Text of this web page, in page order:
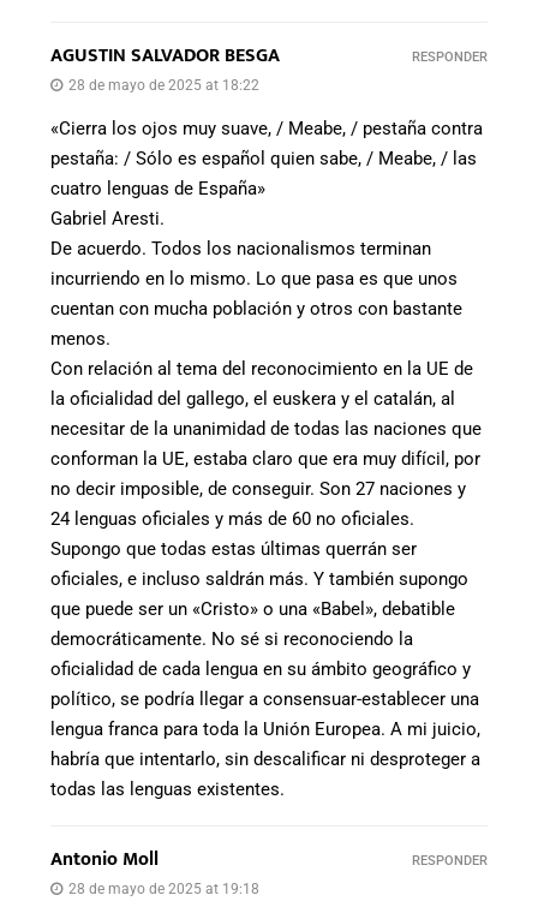
AGUSTIN SALVADOR BESGA
28 de mayo de 2025 at 18:22
«Cierra los ojos muy suave, / Meabe, / pestaña contra
pestaña: / Sólo es español quien sabe, / Meabe, / las
cuatro lenguas de España»
Gabriel Aresti.
De acuerdo. Todos los nacionalismos terminan
incurriendo en lo mismo. Lo que pasa es que unos
cuentan con mucha población y otros con bastante
menos.
Con relación al tema del reconocimiento en la UE de
la oficialidad del gallego, el euskera y el catalán, al
necesitar de la unanimidad de todas las naciones que
conforman la UE, estaba claro que era muy difícil, por
no decir imposible, de conseguir. Son 27 naciones y
24 lenguas oficiales y más de 60 no oficiales.
Supongo que todas estas últimas querrán ser
oficiales, e incluso saldrán más. Y también supongo
que puede ser un «Cristo» o una «Babel», debatible
democráticamente. No sé si reconociendo la
oficialidad de cada lengua en su ámbito geográfico y
político, se podría llegar a consensuar-establecer una
lengua franca para toda la Unión Europea. A mi juicio,
habría que intentarlo, sin descalificar ni desproteger a
todas las lenguas existentes.
RESPONDER
Antonio Moll
28 de mayo de 2025 at 19:18
RESPONDER